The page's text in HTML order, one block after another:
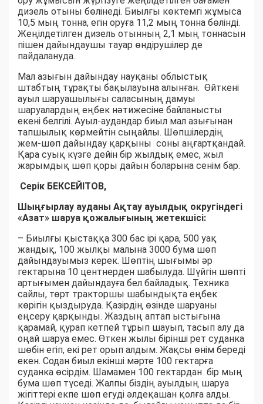
дизель отыны бөлінеді. Биылғы көктемгі жұмыса
10,5 мың тонна, егін оруға 11,2 мың тонна бөлінді.
Жеңілдетілген дизель отынның 2,1 мың тоннасын
пішен дайындаушы тауар өндірушілер де
пайдалануда.
Мал азығын дайындау науқаны облыстық
штабтың тұрақты бақылауына алынған. Өйткені
ауыл шаруашылығы саласының дамуы
шаруалардың еңбек нәтижесіне байланысты
екені белгілі. Ауыл-аудандар биыл мал азығынан
тапшылық көрмейтін сыңайлы. Шөпшілердің
жем-шөп дайындау қарқыны соны аңғартқандай.
Қара суық күзге дейін бір жылдық емес, жыл
жарымдық шөп қоры дайын боларына сенім бар.
Серік БЕКСЕЙІТОВ,
Шыңғырлау ауданы Ақтау ауылдық округіндегі
«Азат» шаруа қожалығының жетекшісі:
– Биылғы қыстаққа 300 бас ірі қара, 500 уақ
жандық, 100 жылқы малына 3000 бума шөп
дайындауымыз керек. Шөптің шығымы әр
гектарына 10 центнерден шабылуда. Шүйгін шөпті
артығымен дайындауға бел байладық. Техника
сайлы, төрт тракторшы шабындықта еңбек
көрігін қыздыруда. Қазірдің өзінде шаруаны
еңсеру қарқынды. Жаздың аптап ыстығына
қарамай, қурап кетпей тұрып шауып, тасып алу да
оңай шаруа емес. Өткен жылы бірінші рет суданка
шөбін егіп, екі рет орып алдым. Жақсы өнім береді
екен. Содан биыл екінші мәрте 100 гектарға
суданка өсірдім. Шамамен 100 гектардан бір мың
бума шөп түседі. Жалпы біздің ауылдың шаруа
жігіттері екпе шөп егуді әлдеқашан қолға алды.